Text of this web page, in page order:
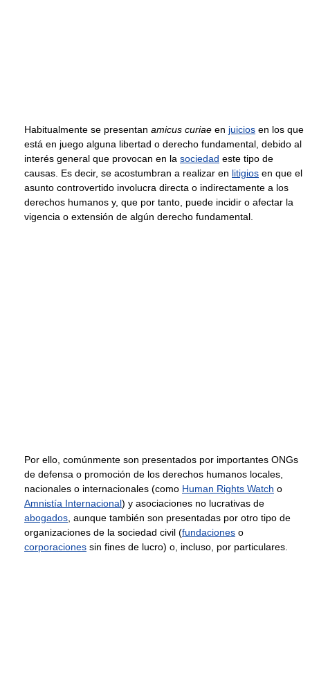
Habitualmente se presentan amicus curiae en juicios en los que
está en juego alguna libertad o derecho fundamental, debido al
interés general que provocan en la sociedad este tipo de
causas. Es decir, se acostumbran a realizar en litigios en que el
asunto controvertido involucra directa o indirectamente a los
derechos humanos y, que por tanto, puede incidir o afectar la
vigencia o extensión de algún derecho fundamental.
Por ello, comúnmente son presentados por importantes ONGs
de defensa o promoción de los derechos humanos locales,
nacionales o internacionales (como Human Rights Watch o
Amnistía Internacional) y asociaciones no lucrativas de
abogados , aunque también son presentadas por otro tipo de
organizaciones de la sociedad civil (fundaciones o
corporaciones sin fines de lucro) o, incluso, por particulares.